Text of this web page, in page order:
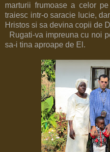
marturii frumoase a celor
traiesc intr-o saracie lucie,
Hristos si sa devina copii de
Rugati-va impreuna cu noi
sa-i tina aproape de El.